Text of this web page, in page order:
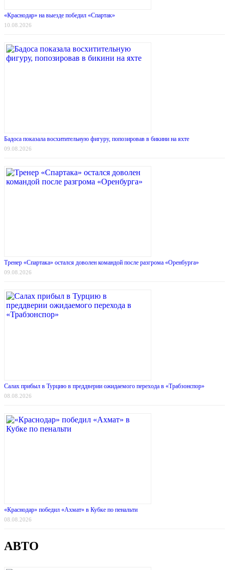
«Краснодар» на выезде победил «Спартак»
10.08.2026
Бадоса показала восхитительную фигуру, попозировав в бикини на яхте
09.08.2026
Тренер «Спартака» остался доволен командой после разгрома «Оренбурга»
09.08.2026
Салах прибыл в Турцию в преддверии ожидаемого перехода в «Трабзонспор»
08.08.2026
«Краснодар» победил «Ахмат» в Кубке по пенальти
08.08.2026
АВТО